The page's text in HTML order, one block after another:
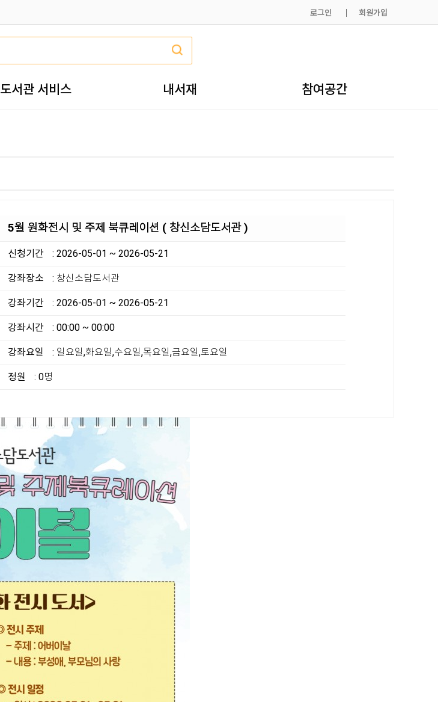
로그인 회원가입
도서관 서비스 내서재 참여공간
5월 원화전시 및 주제 북큐레이션 ( 창신소담도서관 )
신청기간 : 2026-05-01 ~ 2026-05-21
강좌장소 : 창신소담도서관
강좌기간 : 2026-05-01 ~ 2026-05-21
강좌시간 : 00:00 ~ 00:00
강좌요일 : 일요일,화요일,수요일,목요일,금요일,토요일
정원 : 0명